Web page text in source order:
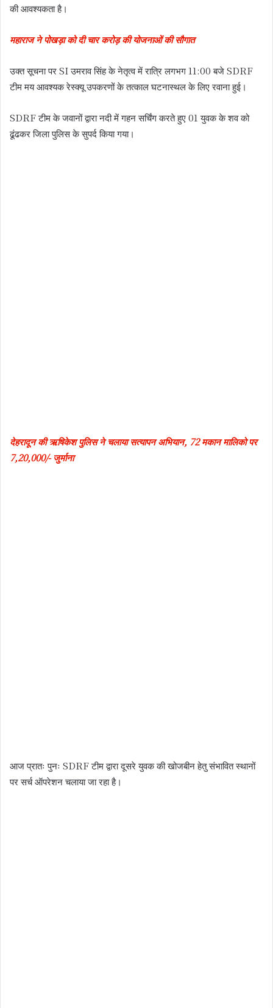
की आवश्यकता है।
महाराज ने पोखड़ा को दी चार करोड़ की योजनाओं की सौगात
उक्त सूचना पर SI उमराव सिंह के नेतृत्व में रात्रि लगभग 11:00 बजे SDRF
टीम मय आवश्यक रेस्क्यू उपकरणों के तत्काल घटनास्थल के लिए रवाना हुई।
SDRF टीम के जवानों द्वारा नदी में गहन सर्चिंग करते हुए 01 युवक के शव को
ढूंढकर जिला पुलिस के सुपर्द किया गया।
देहरादून की ऋषिकेश पुलिस ने चलाया सत्यापन अभियान, 72 मकान मालिको पर
7,20,000/- जुर्माना
आज प्रातः पुनः SDRF टीम द्वारा दूसरे युवक की खोजबीन हेतु संभावित स्थानों
पर सर्च ऑपरेशन चलाया जा रहा है।